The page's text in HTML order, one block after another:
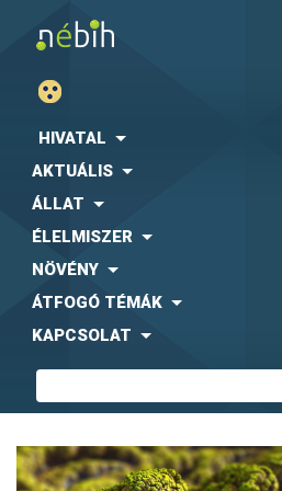
HIVATAL
AKTUÁLIS
ÁLLAT
ÉLELMISZER
NÖVÉNY
ÁTFOGÓ TÉMÁK
KAPCSOLAT